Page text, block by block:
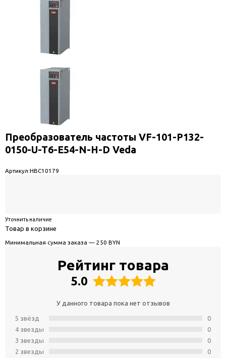
Преобразователь частоты VF-101-P132-
0150-U-T6-E54-N-H-D Veda
Артикул:HBC10179
Уточнить наличие
Товар в корзине
Минимальная сумма заказа — 250 BYN
Рейтинг товара
5.0
У данного товара пока нет отзывов
5 звёзд
4 звeзды
3 звeзды
2 звeзды
0
0
0
0